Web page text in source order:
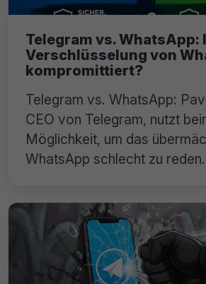
Telegram vs. WhatsApp:
Verschlüsselung von
kompromittiert?
Telegram vs. WhatsApp:
CEO von Telegram, nutzt
Möglichkeit, um das
WhatsApp schlecht zu reden.